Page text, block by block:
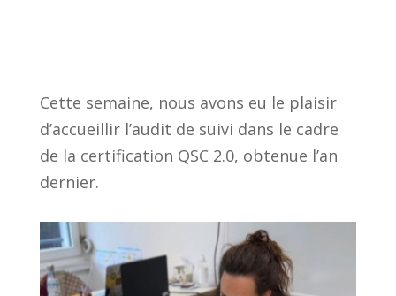
Cette semaine, nous avons eu le plaisir
d’accueillir l’audit de suivi dans le cadre
de la certification QSC 2.0, obtenue l’an
dernier.